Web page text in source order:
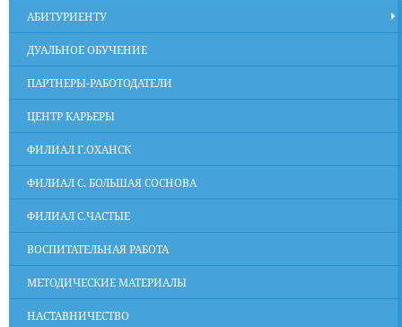
АБИТУРИЕНТУ
ДУАЛЬНОЕ ОБУЧЕНИЕ
ПАРТНЕРЫ-РАБОТОДАТЕЛИ
ЦЕНТР КАРЬЕРЫ
ФИЛИАЛ Г.ОХАНСК
ФИЛИАЛ С. БОЛЬШАЯ СОСНОВА
ФИЛИАЛ С.ЧАСТЫЕ
ВОСПИТАТЕЛЬНАЯ РАБОТА
МЕТОДИЧЕСКИЕ МАТЕРИАЛЫ
НАСТАВНИЧЕСТВО